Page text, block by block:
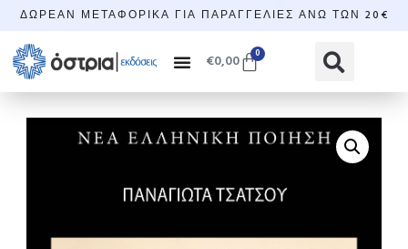
ΔΩΡΕΆΝ ΜΕΤΑΦΟΡΙΚΆ ΓΙΑ ΠΑΡΑΓΓΕΛΊΕΣ ΆΝΩ ΤΩΝ 20€
€0,00 0